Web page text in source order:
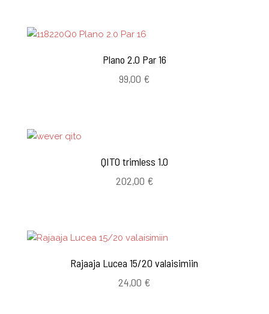
Plano 2.0 Par 16
99,00 €
QITO trimless 1.0
202,00 €
Rajaaja Lucea 15/20 valaisimiin
24,00 €